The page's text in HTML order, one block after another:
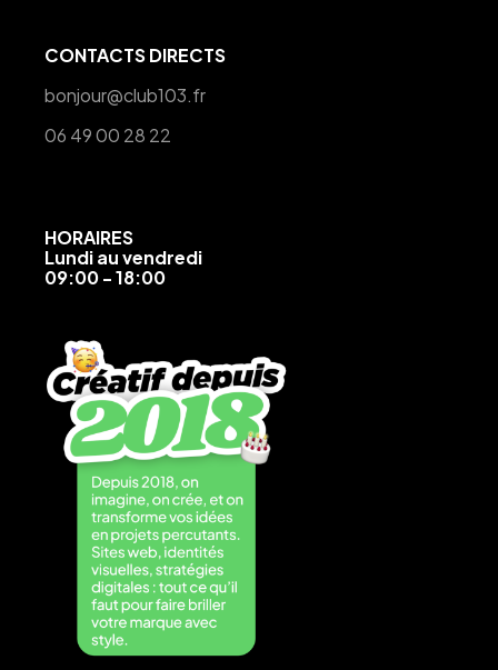
CONTACTS DIRECTS
bonjour@club103.fr
06 49 00 28 22
HORAIRES
Lundi au vendredi
09:00 - 18:00